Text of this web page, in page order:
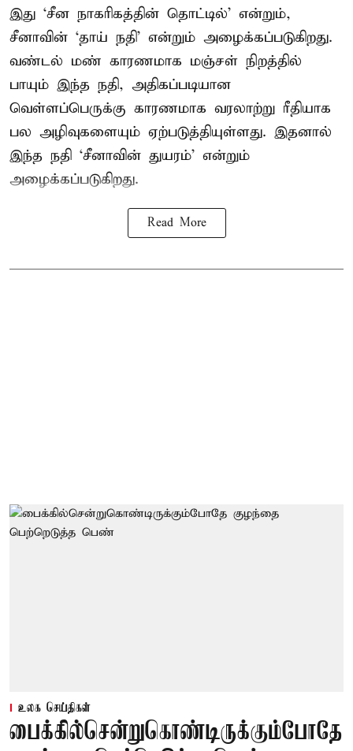
இது ‘சீன நாகரிகத்தின் தொட்டில்’ என்றும்,
சீனாவின் ‘தாய் நதி’ என்றும் அழைக்கப்படுகிறது.
வண்டல் மண் காரணமாக மஞ்சள் நிறத்தில்
பாயும் இந்த நதி, அதிகப்படியான
வெள்ளப்பெருக்கு காரணமாக வரலாற்று ரீதியாக
பல அழிவுகளையும் ஏற்படுத்தியுள்ளது. இதனால்
இந்த நதி ‘சீனாவின் துயரம்’ என்றும்
அழைக்கப்படுகிறது.
Read More
உலக செய்திகள்
பைக்கில்சென்றுகொண்டிருக்கும்போதே